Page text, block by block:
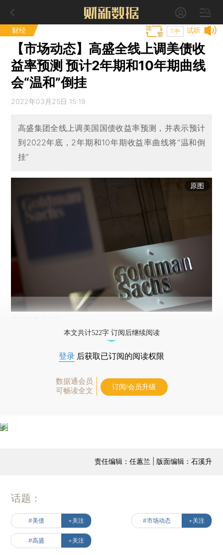
财经 试听
T中
【市场动态】高盛全线上调美债收
益率预测 预计2年期和10年期曲线
会“温和”倒挂
2022年03月25日 15:19
高盛集团全线上调美国国债收益率预测，并表示预计
到2022年底，2年期和10年期收益率曲线将“温和倒
挂”
原图
本文共计522字 订阅后继续阅读
登录 后获取已订阅的阅读权限
数据通会员
可畅读全文
订阅/会员升级
责任编辑：任蕙兰 | 版面编辑：石溪升
话题：
#美债 +关注 #市场动态 +关注
#高盛 +关注